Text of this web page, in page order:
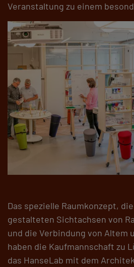
Veranstaltung zu einem
Das spezielle Raumkonzept,
gestalteten Sichtachsen von
und die Verbindung von Altem
haben die Kaufmannschaft zu
das HanseLab mit dem